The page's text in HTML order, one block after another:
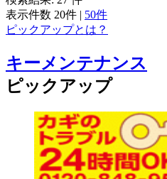
表示件数 20件 | 50件
ピックアップとは？
キーメンテナンス
ピックアップ